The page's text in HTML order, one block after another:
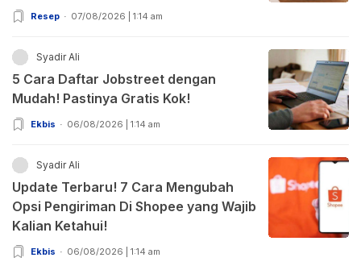
Resep 07/08/2026 | 1:14 am
Syadir Ali
5 Cara Daftar Jobstreet dengan
Mudah! Pastinya Gratis Kok!
Ekbis 06/08/2026 | 1:14 am
Syadir Ali
Update Terbaru! 7 Cara Mengubah
Opsi Pengiriman Di Shopee yang Wajib
Kalian Ketahui!
Ekbis 06/08/2026 | 1:14 am